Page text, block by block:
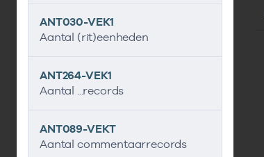
ANT030-VEK1
Aantal (rit)eenheden
ANT264-VEK1
Aantal ...records
ANT089-VEKT
Aantal commentaarrecords